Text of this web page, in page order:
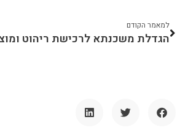
למאמר הקודם
הגדלת משכנתא לרכישת ריהוט